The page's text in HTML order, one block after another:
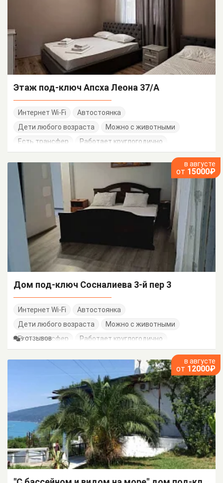
Этаж под-ключ Апсха Леона 37/А
Интернет Wi-Fi
Автостоянка
Дети любого возраста
Можно с животными
Есть трансфер
Работает круглогодично
в августе
от 15000₽
Дом под-ключ Сосналиева 3-й пер 3
Интернет Wi-Fi
Автостоянка
Дети любого возраста
Можно с животными
Есть трансфер
Работает круглогодично
9 ОТЗЫВОВ
в августе
от 12000₽